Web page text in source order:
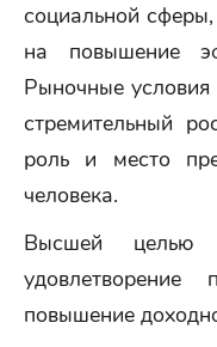
социальной
на повышение
Рыночные
стремительный
роль и место
человека.
Высшей целью
удовлетворение
повышение